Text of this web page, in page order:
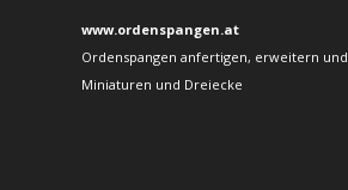
www.ordenspangen.at
Ordenspangen anfertigen, erweitern
Miniaturen und Dreiecke